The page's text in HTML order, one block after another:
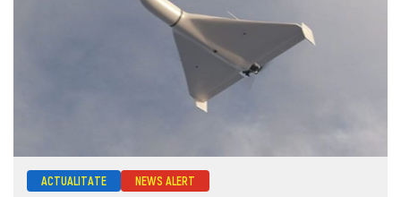
ACTUALITATE NEWS ALERT